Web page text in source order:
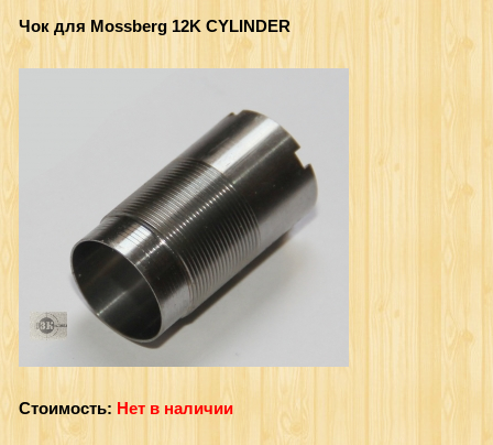
Чок для Mossberg 12K CYLINDER
Стоимость: Нет в наличии